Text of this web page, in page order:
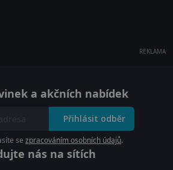
REKLAMA
a akčních nabídek
Přihlásit odběr
se zpracováním osobních údajů.
nás na sítích